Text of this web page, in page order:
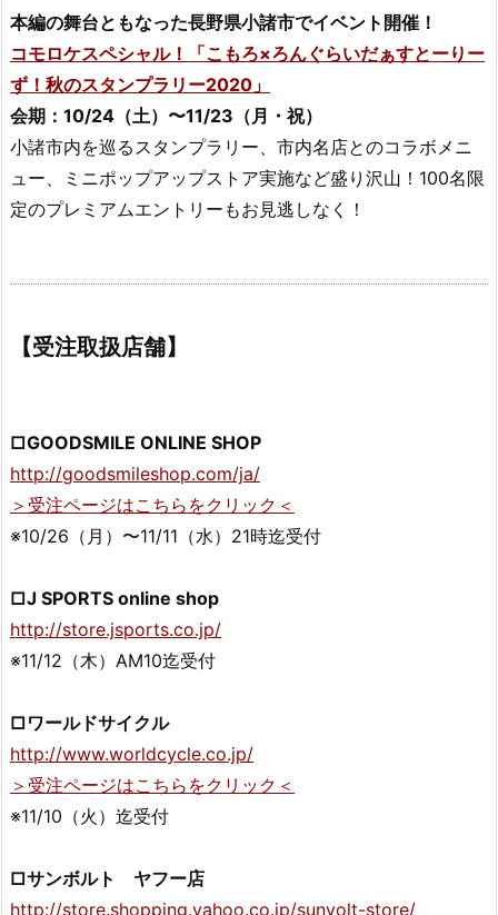
本編の舞台ともなった長野県小諸市でイベント開催！
コモロケスペシャル！「こもろ×ろんぐらいだぁすとーりー
ず！秋のスタンプラリー2020」
会期：10/24（土）〜11/23（月・祝）
小諸市内を巡るスタンプラリー、市内名店とのコラボメニ
ュー、ミニポップアップストア実施など盛り沢山！100名限
定のプレミアムエントリーもお見逃しなく！
【受注取扱店舗】
□GOODSMILE ONLINE SHOP
http://goodsmileshop.com/ja/
＞受注ページはこちらをクリック＜
※10/26（月）〜11/11（水）21時迄受付
□J SPORTS online shop
http://store.jsports.co.jp/
※11/12（木）AM10迄受付
□ワールドサイクル
http://www.worldcycle.co.jp/
＞受注ページはこちらをクリック＜
※11/10（火）迄受付
□サンボルト ヤフー店
http://store.shopping.yahoo.co.jp/sunvolt-store/